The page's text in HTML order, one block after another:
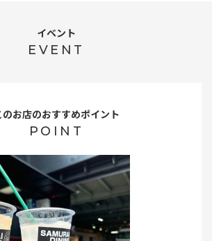
イベント
EVENT
のお店のおすすめポイント
POINT